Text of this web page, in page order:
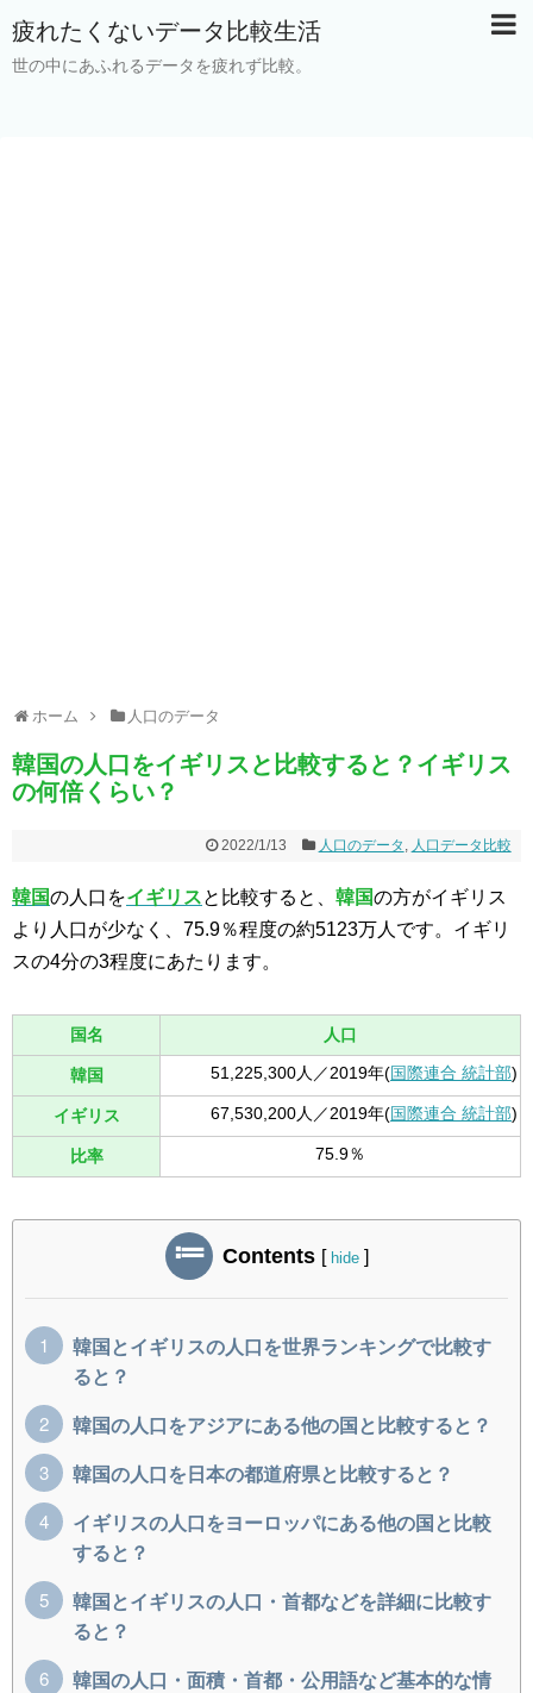
疲れたくないデータ比較生活
世の中にあふれるデータを疲れず比較。
ホーム 人口のデータ
韓国の人口をイギリスと比較すると？イギリス
の何倍くらい？
2022/1/13 人口のデータ , 人口データ比較
韓国の人口をイギリスと比較すると、 韓国の方がイギリス
より人口が少なく、75.9％程度の約5123万人です。イギリ
スの4分の3程度にあたります。
国名 人口
韓国 51,225,300人／2019年(国際連合 統計部)
イギリス 67,530,200人／2019年(国際連合 統計部)
比率 75.9％
Contents [ hide ]
韓国とイギリスの人口を世界ランキングで比較す
ると？
韓国の人口をアジアにある他の国と比較すると？
韓国の人口を日本の都道府県と比較すると？
イギリスの人口をヨーロッパにある他の国と比較
すると？
韓国とイギリスの人口・首都などを詳細に比較す
ると？
韓国の人口・面積・首都・公用語など基本的な情